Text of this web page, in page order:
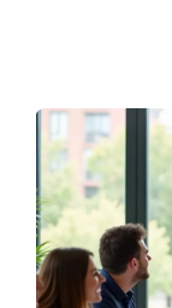
La sostenibilidad
compradores
responsables
Con años de
comprometo a